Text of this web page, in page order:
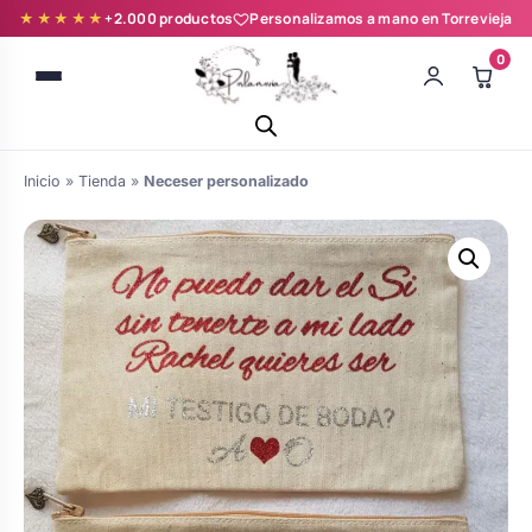
★★★★★+2.000 productos Personalizamos a mano en Torrevieja
0
novia y zapatillas
personalizadas
de boda
Árboles de Huellas para Primera
Comunión
Batas de comunión personalizadas
para niña
Inicio » Tienda » Neceser personalizado